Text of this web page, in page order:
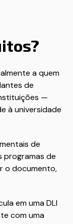
a quem
de
—
à universidade
de
programas de
o documento,
em uma DLI
com uma